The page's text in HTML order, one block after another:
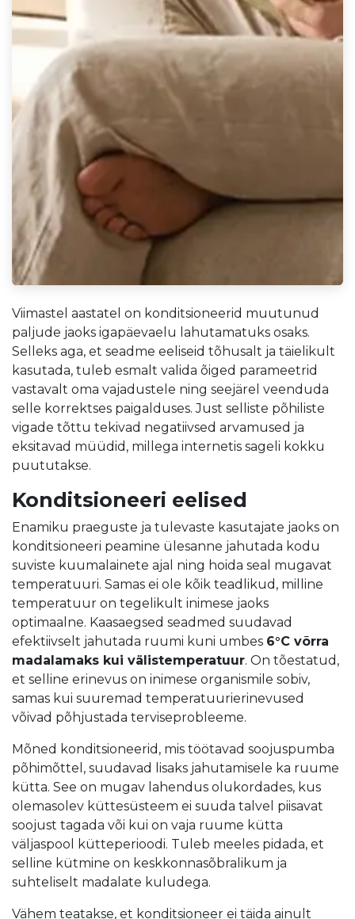
Viimastel aastatel on konditsioneerid muutunud
paljude jaoks igapäevaelu lahutamatuks osaks.
Selleks aga, et seadme eeliseid tõhusalt ja täielikult
kasutada, tuleb esmalt valida õiged parameetrid
vastavalt oma vajadustele ning seejärel veenduda
selle korrektses paigalduses. Just selliste põhiliste
vigade tõttu tekivad negatiivsed arvamused ja
eksitavad müüdid, millega internetis sageli kokku
puututakse.
Konditsioneeri eelised
Enamiku praeguste ja tulevaste kasutajate jaoks on
konditsioneeri peamine ülesanne jahutada kodu
suviste kuumalainete ajal ning hoida seal mugavat
temperatuuri. Samas ei ole kõik teadlikud, milline
temperatuur on tegelikult inimese jaoks
optimaalne. Kaasaegsed seadmed suudavad
efektiivselt jahutada ruumi kuni umbes 6°C võrra
madalamaks kui välistemperatuur. On tõestatud,
et selline erinevus on inimese organismile sobiv,
samas kui suuremad temperatuurierinevused
võivad põhjustada terviseprobleeme.
Mõned konditsioneerid, mis töötavad soojuspumba
põhimõttel, suudavad lisaks jahutamisele ka ruume
kütta. See on mugav lahendus olukordades, kus
olemasolev küttesüsteem ei suuda talvel piisavat
soojust tagada või kui on vaja ruume kütta
väljaspool kütteperioodi. Tuleb meeles pidada, et
selline kütmine on keskkonnasõbralikum ja
suhteliselt madalate kuludega.
Vähem teatakse, et konditsioneer ei täida ainult